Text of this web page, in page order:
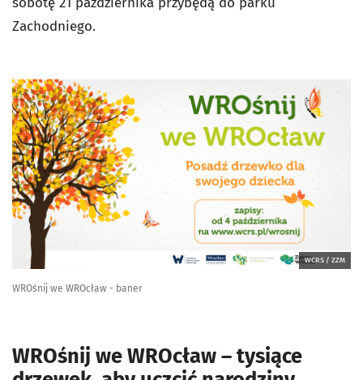
Zachodniego.
WCRS / ZZM
WROśnij we WROcław - baner
WROśnij we WROcław – tysiące